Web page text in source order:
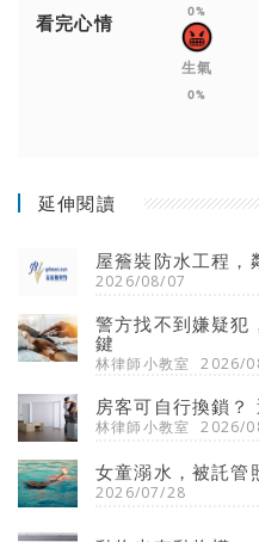
看完心情 0%
生氣
0%
延伸閱讀
屋簷裝防水工程，
2026/08/07
警方找不到嫌疑犯
鍵
林律師小教室 2026/
房客可自行換鎖？
林律師小教室 2026/
女童溺水，被託管
2026/07/28